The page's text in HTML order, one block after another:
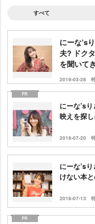
すべて
にーな’s
夫? ドク
を聞いて
2019-03-28
にーな’s
映えを探
2018-07-20
にーな’s
けない本
2018-07-13